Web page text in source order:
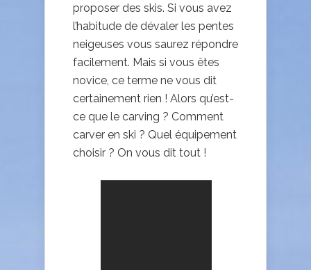
proposer des skis. Si vous avez
l’habitude de dévaler les pentes
neigeuses vous saurez répondre
facilement. Mais si vous êtes
novice, ce terme ne vous dit
certainement rien ! Alors qu’est-
ce que le carving ? Comment
carver en ski ? Quel équipement
choisir ? On vous dit tout !